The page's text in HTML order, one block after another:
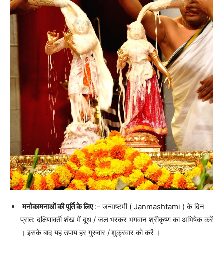
मनोकामनाओं की पूर्ति के लिए:- जन्माष्टमी ( Janmashtami ) के दिन
प्रात: दक्षिणावर्ती शंख में दूध / जल भरकर भगवान श्रीकृष्ण का अभिषेक करें
। इसके बाद यह उपाय हर गुरुवार / शुक्रवार को करें ।